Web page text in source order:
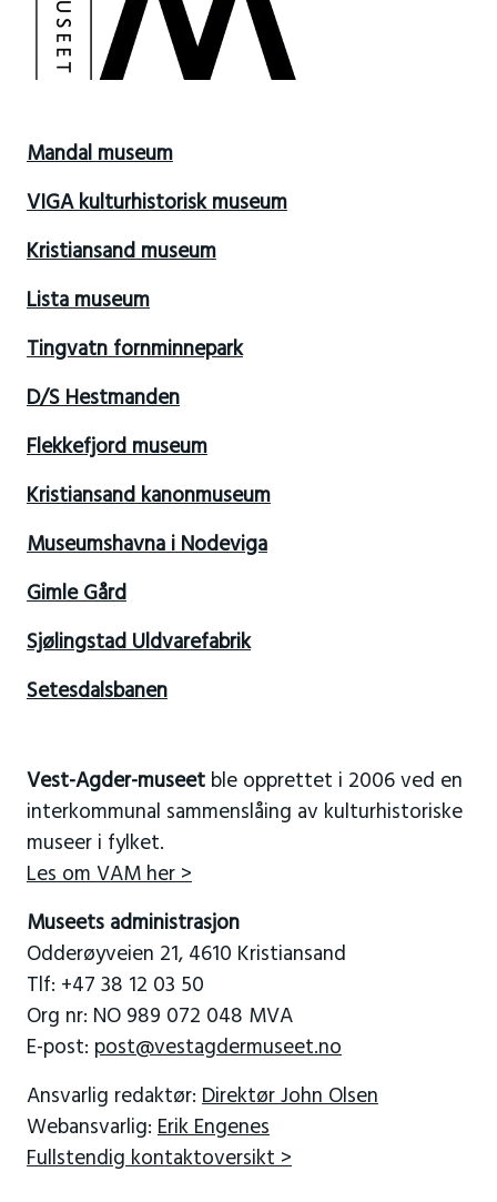
Mandal museum
VIGA kulturhistorisk museum
Kristiansand museum
Lista museum
Tingvatn fornminnepark
D/S Hestmanden
Flekkefjord museum
Kristiansand kanonmuseum
Museumshavna i Nodeviga
Gimle Gård
Sjølingstad Uldvarefabrik
Setesdalsbanen
Vest-Agder-museetble opprettet i 2006 ved en
interkommunal sammenslåing av kulturhistoriske
museer i fylket.
Les om VAM her >
Museets administrasjon
Odderøyveien 21, 4610 Kristiansand
Tlf: +47 38 12 03 50
Org nr: NO 989 072 048 MVA
E-post: post@vestagdermuseet.no
Ansvarlig redaktør: Direktør John Olsen
Webansvarlig: Erik Engenes
Fullstendig kontaktoversikt >